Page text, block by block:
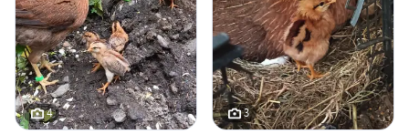
4 3